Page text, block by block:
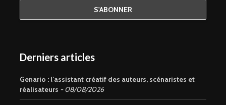
Derniers articles
Genario : l’assistant créatif des auteurs, scénaristes et
réalisateurs
08/08/2026